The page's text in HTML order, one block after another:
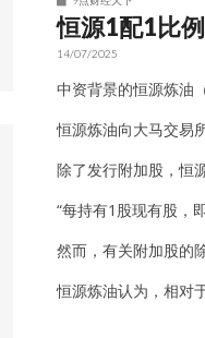
恒源1配1比
14/07/2025
中资背景的恒源炼油
恒源炼油向大马交易
除了发行附加股，恒
“每持有1股现有股，
然而，有关附加股的
恒源炼油认为，相对